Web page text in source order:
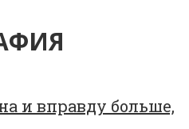
и вправду больше,